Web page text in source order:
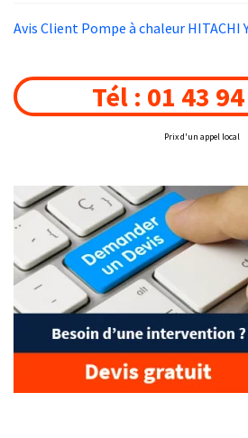
Avis Client Pompe à chaleur HITACHI
Tél : 01 43
Prix d'un appel local